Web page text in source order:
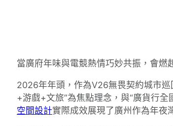
當廣府年味與電競熱情巧妙共振，會燃
2026年年頭，作為V26無畏契約城市巡
+游戲+文旅”為焦點理念，與“廣貨行
空間設計實際成效展現了廣州作為年夜